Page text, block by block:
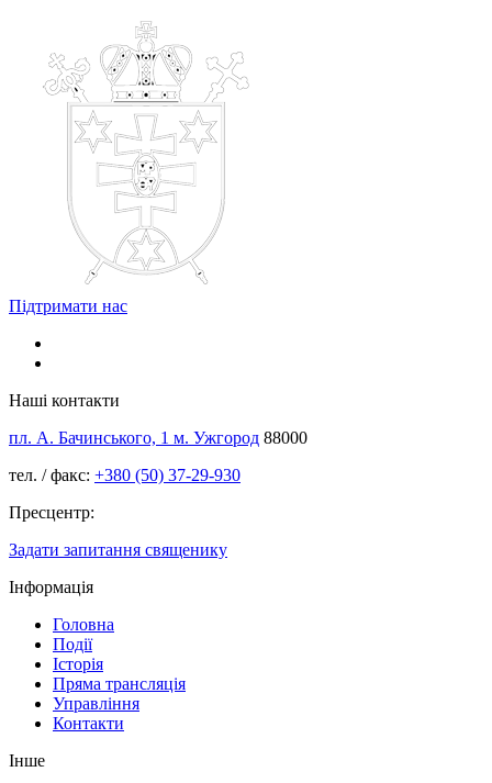
Підтримати нас
Наші контакти
пл. А. Бачинського, 1 м. Ужгород 88000
тел. / факс: +380 (50) 37-29-930
Пресцентр:
Задати запитання священику
Інформація
Головна
Події
Історія
Пряма трансляція
Управління
Контакти
Інше